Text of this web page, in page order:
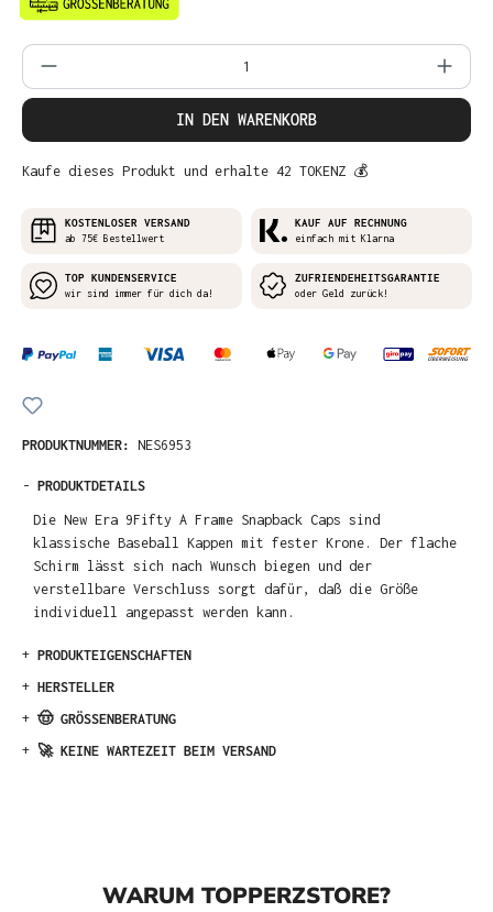
Produkt Anzahl: Gib den gewünschten
IN DEN WARENKORB
Kaufe dieses Produkt und erhalte 42 TOKENZ 💰
KOSTENLOSER VERSAND
ab 75€ Bestellwert
KAUF AUF RECHNUNG
einfach mit Klarna
TOP KUNDENSERVICE
wir sind immer für dich da!
ZUFRIENDEHEITSGARANTIE
oder Geld zurück!
PRODUKTNUMMER: NES6953
- PRODUKTDETAILS
Die New Era 9Fifty A Frame Snapback Caps sind
klassische Baseball Kappen mit fester Krone. Der flache
Schirm lässt sich nach Wunsch biegen und der
verstellbare Verschluss sorgt dafür, daß die Größe
individuell angepasst werden kann.
+ PRODUKTEIGENSCHAFTEN
+ HERSTELLER
+ 🤠 GRÖSSENBERATUNG
+ 🚀 KEINE WARTEZEIT BEIM VERSAND
WARUM TOPPERZSTORE?